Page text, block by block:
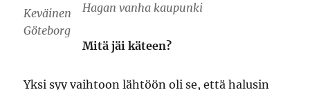
Keväinen
Göteborg
Hagan vanha kaupunki
Mitä jäi käteen?
Yksi syy vaihtoon lähtöön oli se, että halusin